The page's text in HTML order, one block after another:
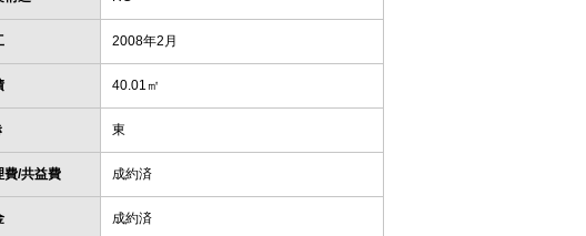
2008年2月
40.01㎡
東
費/共益費 成約済
成約済